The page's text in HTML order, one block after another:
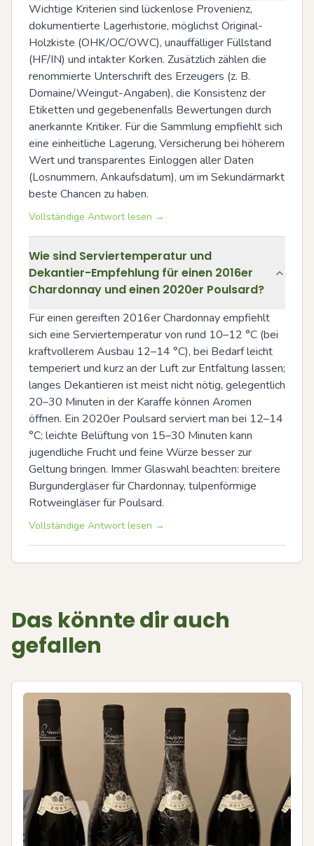
Wichtige Kriterien sind lückenlose Provenienz,
dokumentierte Lagerhistorie, möglichst Original-
Holzkiste (OHK/OC/OWC), unauffälliger Füllstand
(HF/IN) und intakter Korken. Zusätzlich zählen die
renommierte Unterschrift des Erzeugers (z. B.
Domaine/Weingut-Angaben), die Konsistenz der
Etiketten und gegebenenfalls Bewertungen durch
anerkannte Kritiker. Für die Sammlung empfiehlt sich
eine einheitliche Lagerung, Versicherung bei höherem
Wert und transparentes Einloggen aller Daten
(Losnummern, Ankaufsdatum), um im Sekundärmarkt
beste Chancen zu haben.
Vollständige Antwort lesen →
Wie sind Serviertemperatur und
Dekantier-Empfehlung für einen 2016er
Chardonnay und einen 2020er Poulsard?
Für einen gereiften 2016er Chardonnay empfiehlt
sich eine Serviertemperatur von rund 10–12 °C (bei
kraftvollerem Ausbau 12–14 °C), bei Bedarf leicht
temperiert und kurz an der Luft zur Entfaltung lassen;
langes Dekantieren ist meist nicht nötig, gelegentlich
20–30 Minuten in der Karaffe können Aromen
öffnen. Ein 2020er Poulsard serviert man bei 12–14
°C; leichte Belüftung von 15–30 Minuten kann
jugendliche Frucht und feine Würze besser zur
Geltung bringen. Immer Glaswahl beachten: breitere
Burgundergläser für Chardonnay, tulpenförmige
Rotweingläser für Poulsard.
Vollständige Antwort lesen →
Das könnte dir auch
gefallen